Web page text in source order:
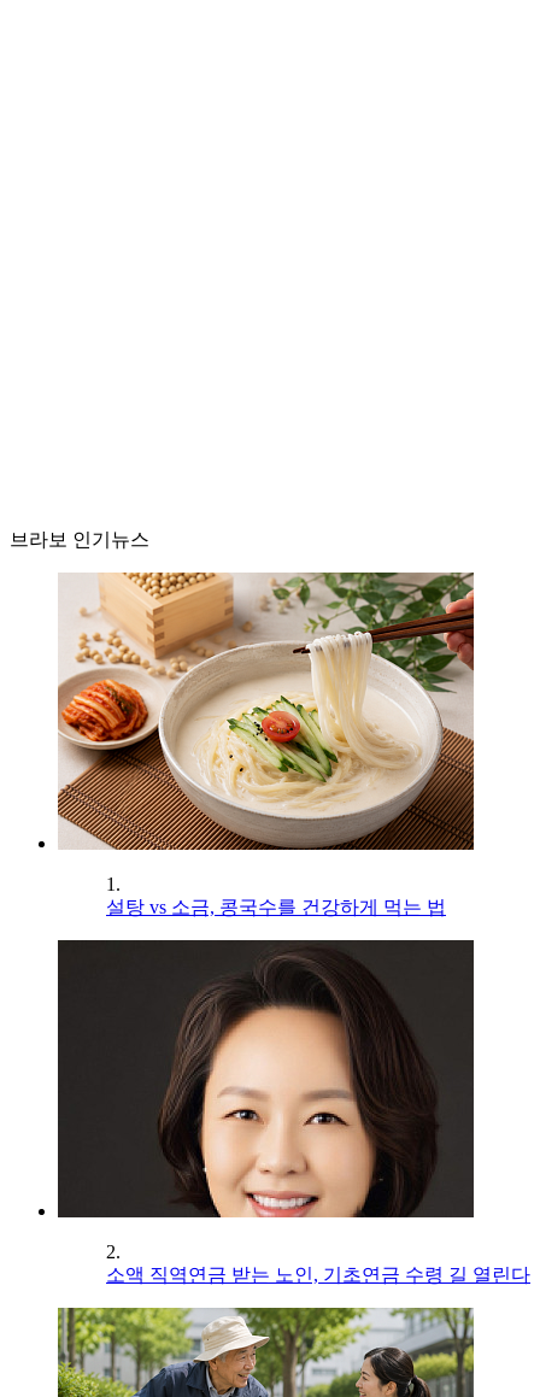
브라보 인기뉴스
1.
설탕 vs 소금, 콩국수를 건강하게 먹는 법
2.
소액 직역연금 받는 노인, 기초연금 수령 길 열린다